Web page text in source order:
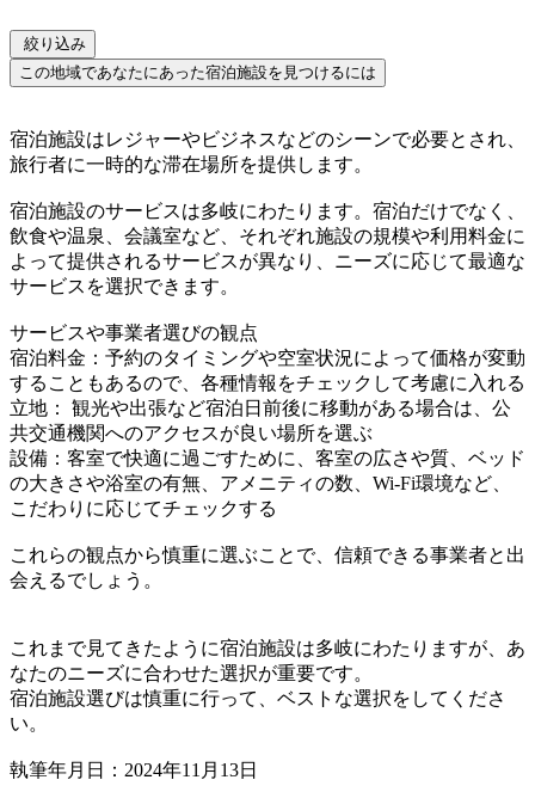
絞り込み
この地域であなたにあった宿泊施設を見つけるには
宿泊施設はレジャーやビジネスなどのシーンで必要とされ、
旅行者に一時的な滞在場所を提供します。
宿泊施設のサービスは多岐にわたります。宿泊だけでなく、
飲食や温泉、会議室など、それぞれ施設の規模や利用料金に
よって提供されるサービスが異なり、ニーズに応じて最適な
サービスを選択できます。
サービスや事業者選びの観点
宿泊料金：予約のタイミングや空室状況によって価格が変動
することもあるので、各種情報をチェックして考慮に入れる
立地： 観光や出張など宿泊日前後に移動がある場合は、公
共交通機関へのアクセスが良い場所を選ぶ
設備：客室で快適に過ごすために、客室の広さや質、ベッド
の大きさや浴室の有無、アメニティの数、Wi-Fi環境など、
こだわりに応じてチェックする
これらの観点から慎重に選ぶことで、信頼できる事業者と出
会えるでしょう。
これまで見てきたように宿泊施設は多岐にわたりますが、あ
なたのニーズに合わせた選択が重要です。
宿泊施設選びは慎重に行って、ベストな選択をしてくださ
い。
執筆年月日：2024年11月13日